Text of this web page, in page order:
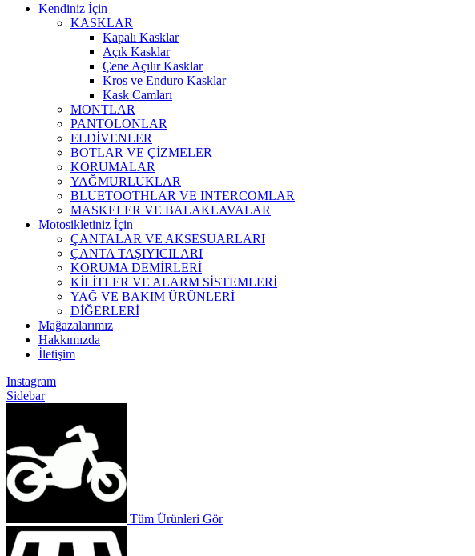
Kendiniz İçin
KASKLAR
Kapalı Kasklar
Açık Kasklar
Çene Açılır Kasklar
Kros ve Enduro Kasklar
Kask Camları
MONTLAR
PANTOLONLAR
ELDİVENLER
BOTLAR VE ÇİZMELER
KORUMALAR
YAĞMURLUKLAR
BLUETOOTHLAR VE INTERCOMLAR
MASKELER VE BALAKLAVALAR
Motosikletiniz İçin
ÇANTALAR VE AKSESUARLARI
ÇANTA TAŞIYICILARI
KORUMA DEMİRLERİ
KİLİTLER VE ALARM SİSTEMLERİ
YAĞ VE BAKIM ÜRÜNLERİ
DİĞERLERİ
Mağazalarımız
Hakkımızda
İletişim
Instagram
Sidebar
Tüm Ürünleri Gör